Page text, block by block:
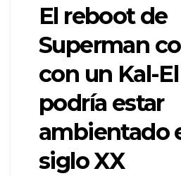
El reboot de
Superman
con un Kal-
podría estar
ambientado
siglo XX